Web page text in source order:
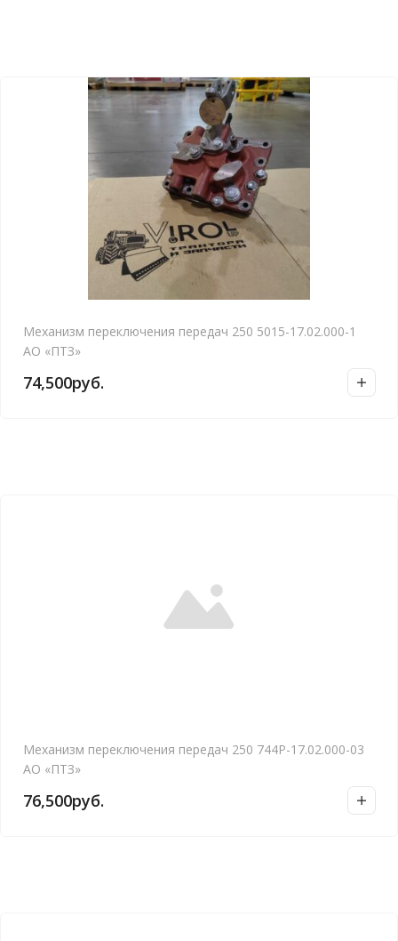
Механизм переключения передач 250 5015-17.02.000-1
АО «ПТЗ»
74,500руб.
Механизм переключения передач 250 744Р-17.02.000-03
АО «ПТЗ»
76,500руб.